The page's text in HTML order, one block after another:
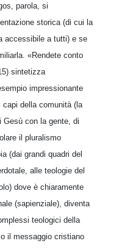
parola, si
storica (di cui la
accessibile a tutti) e se
«Rendete conto
sintetizza
impressionante
della comunità (la
Gesù con la gente, di
il pluralismo
(dai grandi quadri del
alle teolo­gie del
dove è chiaramente
(sapienziale), diventa
teologici del­la
il mes­saggio cristiano